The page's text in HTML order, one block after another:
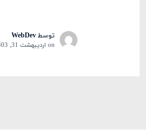
توسطWebDev
on اردیبهشت 31, 1403